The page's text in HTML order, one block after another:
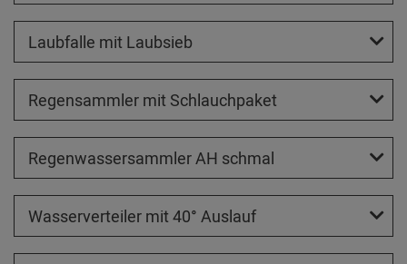
Laubfalle mit Laubsieb
Regensammler mit Schlauchpaket
Regenwassersammler AH schmal
Wasserverteiler mit 40° Auslauf